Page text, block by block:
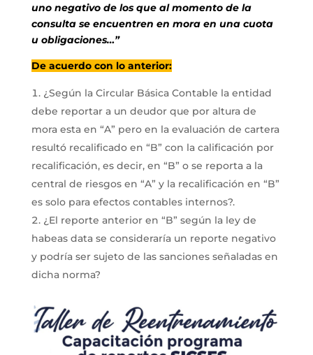
uno negativo de los que al momento de la
consulta se encuentren en mora en una cuota
u obligaciones…”
De acuerdo con lo anterior:
¿Según la Circular Básica Contable la entidad
debe reportar a un deudor que por altura de
mora esta en “A” pero en la evaluación de cartera
resultó recalificado en “B” con la calificación por
recalificación, es decir, en “B” o se reporta a la
central de riesgos en “A” y la recalificación en “B”
es solo para efectos contables internos?.
¿El reporte anterior en “B” según la ley de
habeas data se consideraría un reporte negativo
y podría ser sujeto de las sanciones señaladas en
dicha norma?